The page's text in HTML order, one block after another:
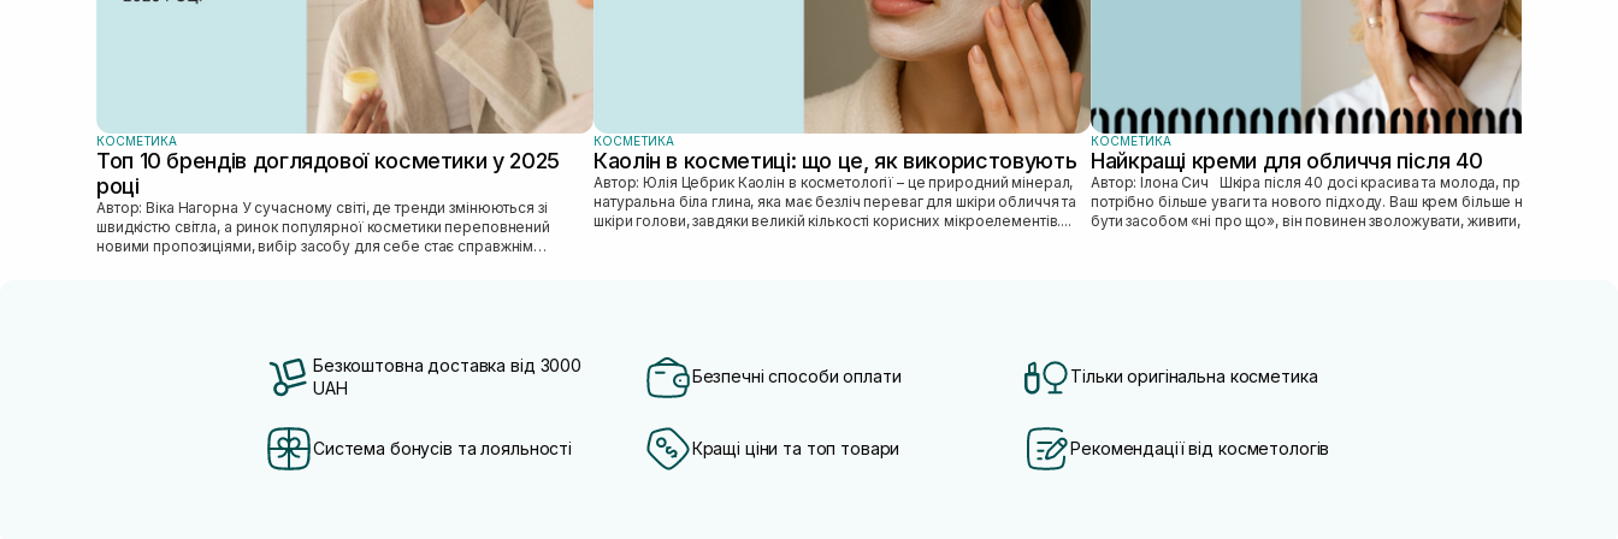
КОСМЕТИКА
Топ 10 брендів доглядової косметики у 2025
році
Автор: Віка Нагорна У сучасному світі, де тренди змінюються зі
швидкістю світла, а ринок популярної косметики переповнений
новими пропозиціями, вибір засобу для себе стає справжнім
КОСМЕТИКА
Каолін в косметиці: що це, як використовують
Автор: Юлія Цебрик Каолін в косметології – це природний мінерал,
натуральна біла глина, яка має безліч переваг для шкіри обличчя та
шкіри голови, завдяки великій кількості корисних мікроелементів....
КОСМЕТИКА
Найкращі креми для обличчя після 40
Автор: Ілона Сич Шкіра після 40 досі красива та молода, просто їй
потрібно більше уваги та нового підходу. Ваш крем більше не може
бути засобом «ні про що», він повинен зволожувати, живити, покр...
Безкоштовна доставка від 3000
UAH
Безпечні способи оплати Тільки оригінальна косметика
Система бонусів та лояльності Кращі ціни та топ товари Рекомендації від косметологів